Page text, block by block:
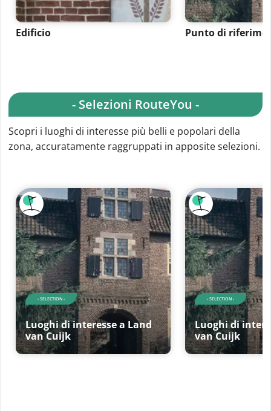
Edificio Punto di
- Selezioni RouteYou -
Scopri i luoghi di interesse più belli e popolari della
zona, accuratamente raggruppati in apposite selezioni.
- SELECTION -
Luoghi di interesse a Land
van Cuijk
- SELECTION -
Luoghi di
van Cuijk